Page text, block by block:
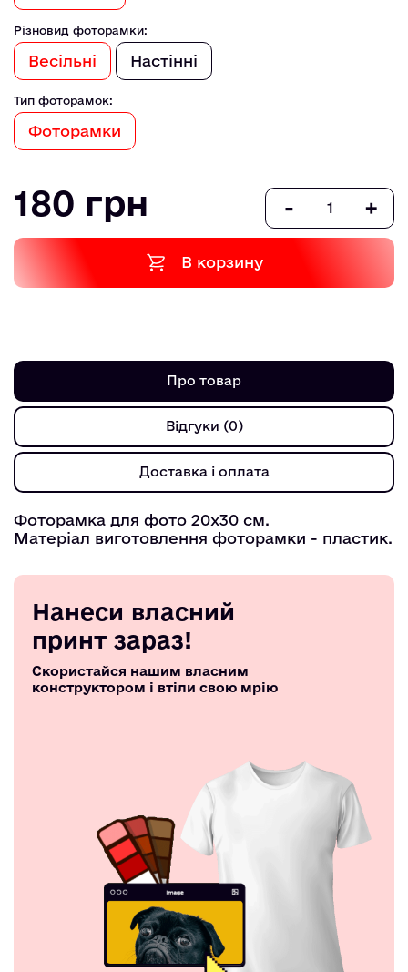
Різновид фоторамки:
Весільні Настінні
Тип фоторамок:
Фоторамки
180 грн - +
В корзину
Про товар
Відгуки (0)
Доставка і оплата
Фоторамка для фото 20х30 см.
Матеріал виготовлення фоторамки - пластик.
Нанеси власний
принт зараз!
Скористайся нашим власним
конструктором і втіли свою мрію